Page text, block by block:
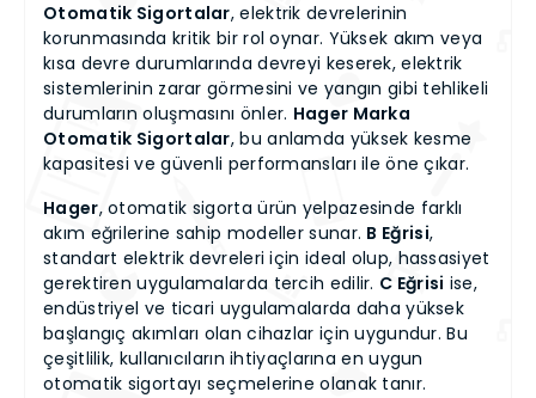
Otomatik Sigortalar, elektrik devrelerinin
korunmasında kritik bir rol oynar. Yüksek akım veya
kısa devre durumlarında devreyi keserek, elektrik
sistemlerinin zarar görmesini ve yangın gibi tehlikeli
durumların oluşmasını önler. Hager Marka
Otomatik Sigortalar, bu anlamda yüksek kesme
kapasitesi ve güvenli performansları ile öne çıkar.
Hager, otomatik sigorta ürün yelpazesinde farklı
akım eğrilerine sahip modeller sunar. B Eğrisi,
standart elektrik devreleri için ideal olup, hassasiyet
gerektiren uygulamalarda tercih edilir. C Eğrisi ise,
endüstriyel ve ticari uygulamalarda daha yüksek
başlangıç akımları olan cihazlar için uygundur. Bu
çeşitlilik, kullanıcıların ihtiyaçlarına en uygun
otomatik sigortayı seçmelerine olanak tanır.